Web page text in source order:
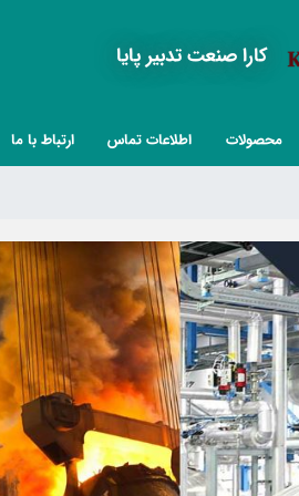
کارا صنعت تدبیر پایا‍
محصولات اطلاعات تماس ارتباط با ما